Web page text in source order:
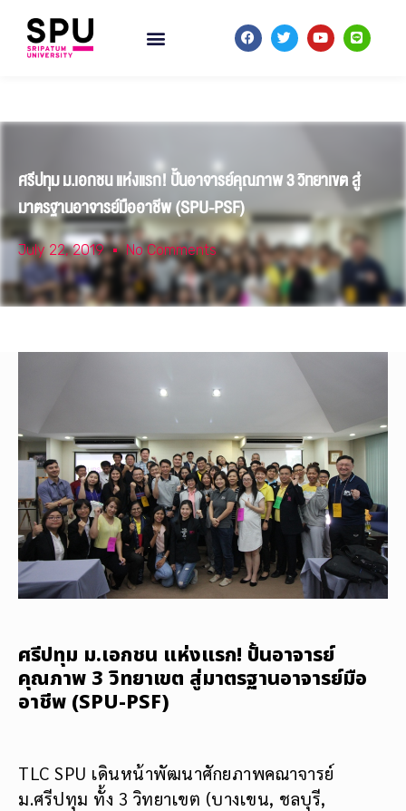
ศรีปทุม ม.เอกชน แห่งแรก! ปั้นอาจารย์คุณภาพ 3 วิทยาเขต สู่
มาตรฐานอาจารย์มืออาชีพ (SPU-PSF)
July 22, 2019 No Comments
ศรีปทุม ม.เอกชน แห่งแรก! ปั้นอาจารย์
คุณภาพ 3 วิทยาเขต สู่มาตรฐานอาจารย์มือ
อาชีพ (SPU-PSF)
TLC SPU เดินหน้าพัฒนาศักยภาพคณาจารย์
ม.ศรีปทุม ทั้ง 3 วิทยาเขต (บางเขน, ชลบุรี,